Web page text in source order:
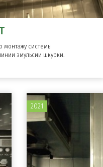
монтажу системы
эмульсии шкурки.
2021